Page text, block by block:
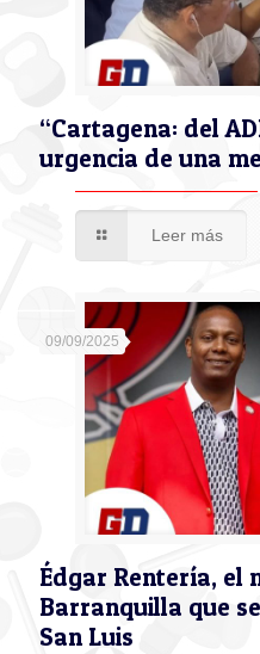
“Cartagena: del
urgencia de una
Leer más
09/09/2025
Édgar Rentería, el
Barranquilla que
San Luis